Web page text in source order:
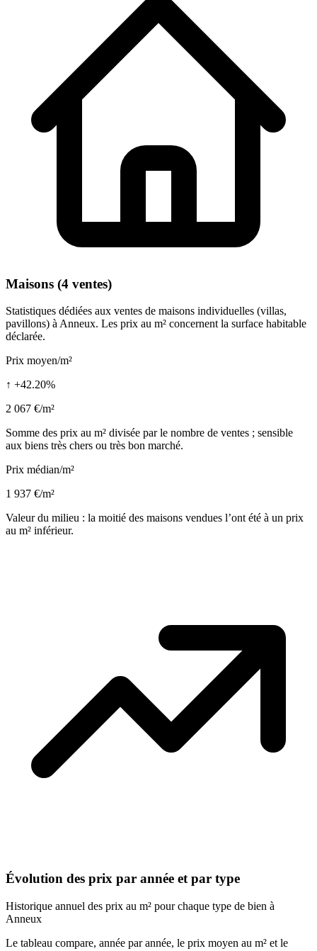
Maisons (4 ventes)
Statistiques dédiées aux ventes de maisons individuelles (villas,
pavillons) à Anneux. Les prix au m² concernent la surface habitable
déclarée.
Prix moyen/m²
↑ +42.20%
2 067 €/m²
Somme des prix au m² divisée par le nombre de ventes ; sensible
aux biens très chers ou très bon marché.
Prix médian/m²
1 937 €/m²
Valeur du milieu : la moitié des maisons vendues l’ont été à un prix
au m² inférieur.
Évolution des prix par année et par type
Historique annuel des prix au m² pour chaque type de bien à
Anneux
Le tableau compare, année par année, le prix moyen au m² et le